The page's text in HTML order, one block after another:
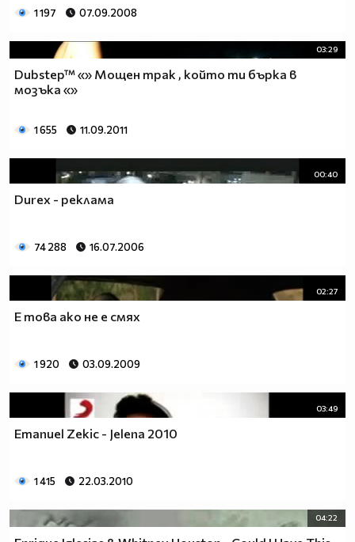
1 197 07.09.2008
03:29
Dubstep™ «» Мощен трак , който ти бърка в
мозъка «»
1 655 11.09.2011
00:40
Durex - реклама
74 288 16.07.2006
02:27
E това ако не е смях
1 920 03.09.2009
03:49
Emanuel Zekic - Jelena 2010
1 415 22.03.2010
04:22